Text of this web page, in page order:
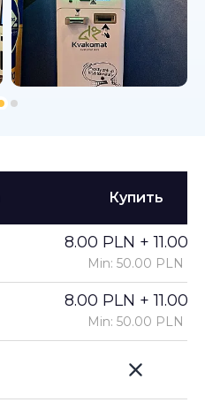
Купить
8.00 PLN +
Min: 50.00 PLN
8.00 PLN +
Min: 50.00 PLN